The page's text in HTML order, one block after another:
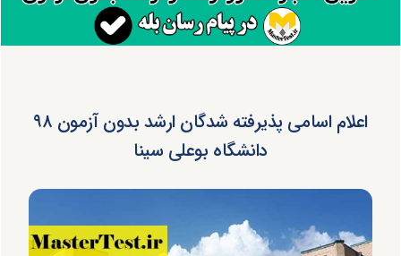
اعلام اسامی پذیرفته شدگان ارشد بدون آزمون ۹۸
دانشگاه بوعلی سینا